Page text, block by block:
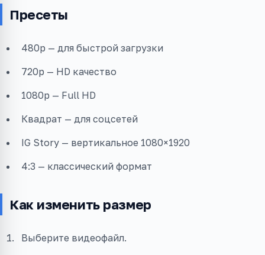
Пресеты
480p — для быстрой загрузки
720p — HD качество
1080p — Full HD
Квадрат — для соцсетей
IG Story — вертикальное 1080×1920
4:3 — классический формат
Как изменить размер
Выберите видеофайл.